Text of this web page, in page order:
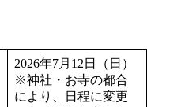
2026年7月12日（日）
※神社・お寺の都合
により、日程に変更